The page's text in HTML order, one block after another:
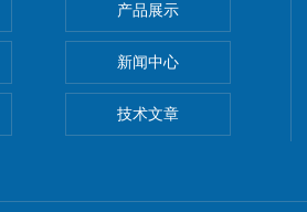
产品展示
新闻中心
技术文章